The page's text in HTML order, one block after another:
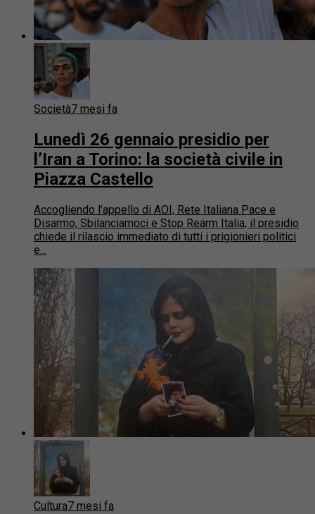
Società7 mesi fa
Lunedì 26 gennaio presidio per
l’Iran a Torino: la società civile in
Piazza Castello
Accogliendo l’appello di AOI, Rete Italiana Pace e
Disarmo, Sbilanciamoci e Stop Rearm Italia, il presidio
chiede il rilascio immediato di tutti i prigionieri politici
e...
Cultura7 mesi fa